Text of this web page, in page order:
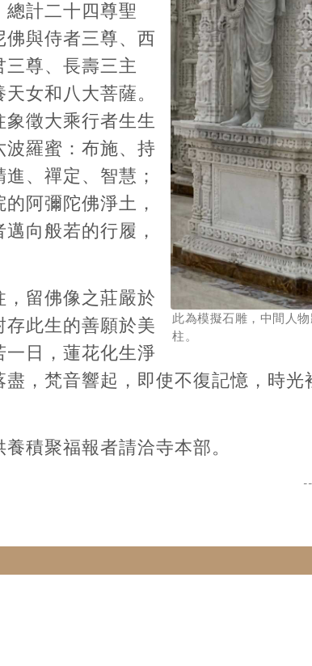
此為模擬石雕，中間人
柱。
總計二十四尊聖
佛與侍者三尊、西
三尊、長壽三主
女和八大菩薩。
象徵大乘行者生生
波羅蜜：布施、持
、禪定、智慧；
阿彌陀佛淨土，
向般若的行履，
留佛像之莊嚴於
存此生的善願於美
一日，蓮花化生淨
盡，梵音響起，即使不復記憶，時光
聚福報者請洽寺本部。